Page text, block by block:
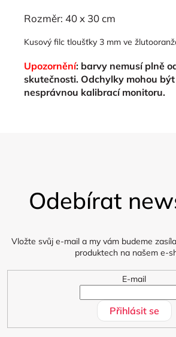
Rozměr: 40 x 30 cm
Kusový filc tloušťky 3 mm ve
Upozornění: barvy nemusí plně
skutečnosti. Odchylky mohou
nesprávnou kalibrací monitoru.
Odebírat
Vložte svůj e-mail a my vám budeme
produktech na našem e-
E-mail
Přihlásit se